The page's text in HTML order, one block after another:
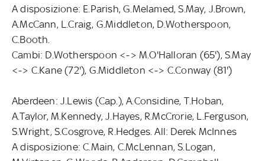
A disposizione: E.Parish, G.Melamed, S.May, J.Brown,
A.McCann, L.Craig, G.Middleton, D.Wotherspoon,
C.Booth.
Cambi: D.Wotherspoon <-> M.O'Halloran (65'), S.May
<-> C.Kane (72'), G.Middleton <-> C.Conway (81')
Aberdeen: J.Lewis (Cap.), A.Considine, T.Hoban,
A.Taylor, M.Kennedy, J.Hayes, R.McCrorie, L.Ferguson,
S.Wright, S.Cosgrove, R.Hedges. All: Derek McInnes
A disposizione: C.Main, C.McLennan, S.Logan,